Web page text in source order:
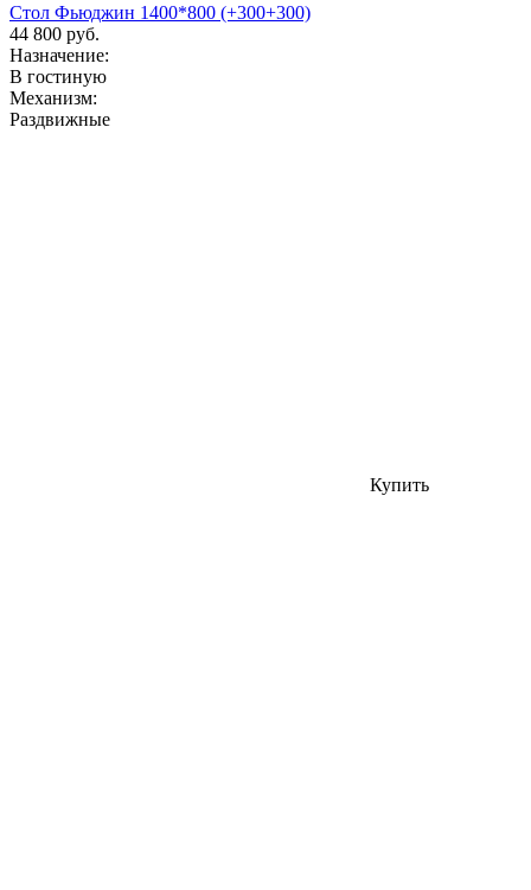
Стол Фьюджин 1400*800 (+300+300)
44 800 руб.
Назначение:
В гостиную
Механизм:
Раздвижные
Купить